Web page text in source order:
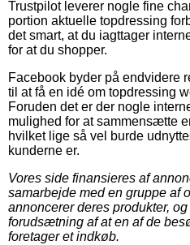
Trustpilot leverer nogle fine
portion aktuelle topdressing
det smart, at du iagttager
for at du shopper.
Facebook byder på endvidere
til at få en idé om topdressing
Foruden det er der nogle
mulighed for at sammensætte
hvilket lige så vel burde
kunderne er.
Vores side finansieres af
samarbejde med en gruppe af
annoncerer deres produkter,
forudsætning af at en af de
foretager et indkøb.